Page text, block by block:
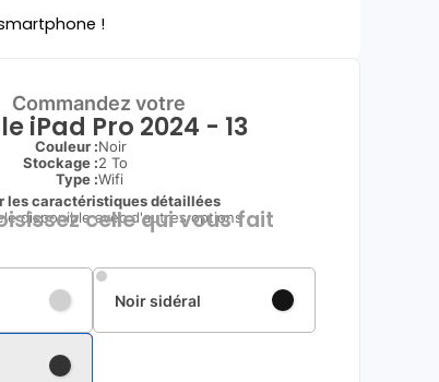
!
Commandez votre
iPad Pro 2024 - 13
Couleur :Noir
Stockage :2 To
Type :Wifi
les caractéristiques détaillées
disponible avec d'autres options
celle qui vous fait
Noir sidéral